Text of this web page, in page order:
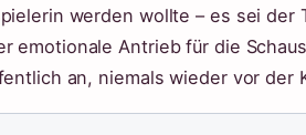
werden wollte – es sei
emotionale Antrieb für die
an, niemals wieder vor der